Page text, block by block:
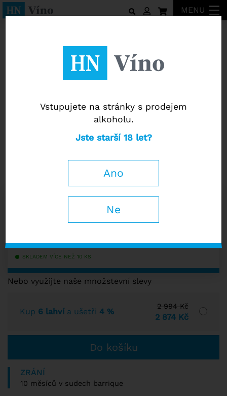
MENU
Carignano del Sulcis "Is Arenas"
Riserva DOC 2022
Kč − +
SKLADEM VÍCE NEŽ 10 KS
Nebo využijte naše množstevní slevy
Kup 6 lahvía ušetři 4 %
2 994 Kč
2 874 Kč
ZRÁNÍ
10 měsíců v sudech barrique
Vstupujete na stránky s prodejem
alkoholu.
Jste starší 18 let?
Ano
Ne